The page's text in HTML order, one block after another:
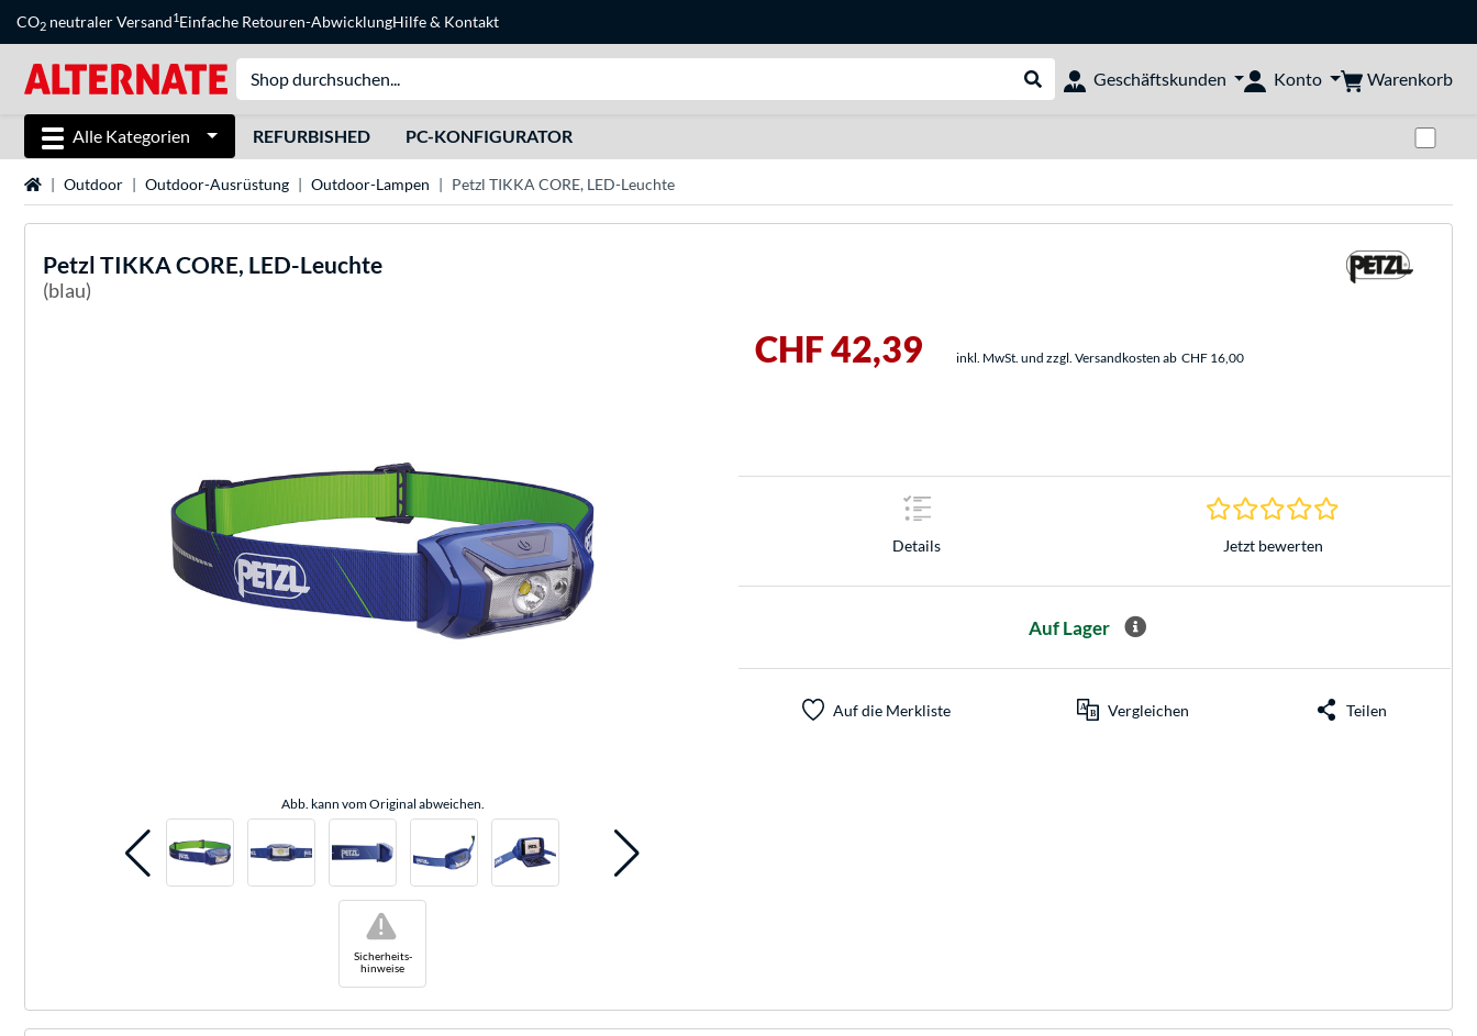
CO2 neutraler Versand1Einfache Retouren-AbwicklungHilfe& Kontakt
Suche durchführen
Geschäftskunden Konto Warenkorb
Alle Kategorien REFURBISHED PC-KONFIGURATOR
StartseiteOutdoor Outdoor-Ausrüstung Outdoor-Lampen Petzl TIKKA CORE, LED-Leuchte
Petzl TIKKA CORE, LED-Leuchte
(blau)
Abb. kann vom Original abweichen.
Sicherheits-
hinweise
!
CHF 42,39 inkl. MwSt. und zzgl. Versandkosten ab CHF 16,00
Details
0.0 Sterne bei 0
Jetzt bewerten
Auf Lager
Auf die Merkliste Vergleichen Teilen